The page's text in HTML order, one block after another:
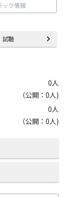
ック情報
試聴
0人
（公開：0人)
0人
（公開：0人)